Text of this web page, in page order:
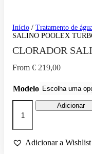
Início / Tratamento de
SALINO POOLEX
CLORADOR
From € 219,00
Modelo
Quantidade
SALINO
POOLEX
Adicionar
Adicionar a Wishlist